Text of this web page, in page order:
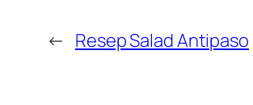
← Resep Salad Antipaso